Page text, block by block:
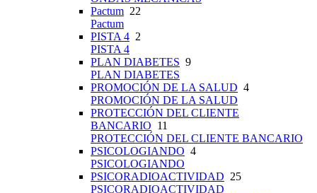
Pactum 22
Pactum
PISTA 4 2
PISTA 4
PLAN DIABETES 9
PLAN DIABETES
PROMOCIÓN DE LA SALUD 4
PROMOCIÓN DE LA SALUD
PROTECCIÓN DEL CLIENTE
BANCARIO 11
PROTECCIÓN DEL CLIENTE BANCARIO
PSICOLOGIANDO 4
PSICOLOGIANDO
PSICORADIOACTIVIDAD 25
PSICORADIOACTIVIDAD